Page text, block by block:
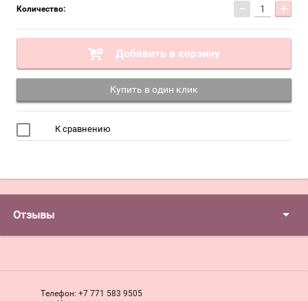
Количество: − +
Добавить в корзину
Купить в один клик
К сравнению
Отзывы
Телефон: +7 771 583 9505